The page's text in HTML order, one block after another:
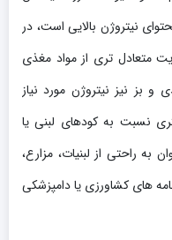
نیتروژن بالایی است، در
متعادل تری از مواد مغذی
بز نیز نیتروژن مورد نیاز
نسبت به کودهای لبنی یا
به راحتی از لبنیات، مزارع،
های کشاورزی یا دامپزشکی